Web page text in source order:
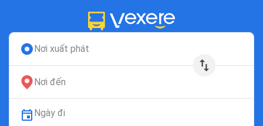
Nơi xuất phát
Nơi đến
Ngày đi